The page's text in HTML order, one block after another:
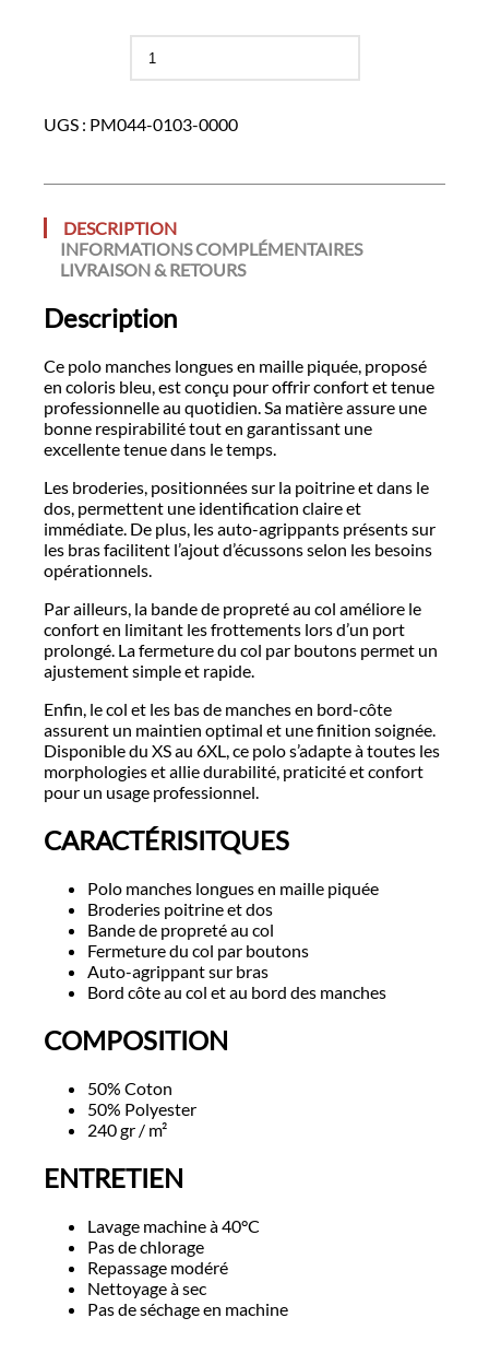
Polo
Longues
UGS : PM044-0103-0000
DESCRIPTION
INFORMATIONS COMPLÉMENTAIRES
LIVRAISON & RETOURS
Description
Ce polo manches longues en maille piquée, proposé
en coloris bleu, est conçu pour offrir confort et tenue
professionnelle au quotidien. Sa matière assure une
bonne respirabilité tout en garantissant une
excellente tenue dans le temps.
Les broderies, positionnées sur la poitrine et dans le
dos, permettent une identification claire et
immédiate. De plus, les auto-agrippants présents sur
les bras facilitent l’ajout d’écussons selon les besoins
opérationnels.
Par ailleurs, la bande de propreté au col améliore le
confort en limitant les frottements lors d’un port
prolongé. La fermeture du col par boutons permet un
ajustement simple et rapide.
Enfin, le col et les bas de manches en bord-côte
assurent un maintien optimal et une finition soignée.
Disponible du XS au 6XL, ce polo s’adapte à toutes les
morphologies et allie durabilité, praticité et confort
pour un usage professionnel.
CARACTÉRISITQUES
Polo manches longues en maille piquée
Broderies poitrine et dos
Bande de propreté au col
Fermeture du col par boutons
Auto-agrippant sur bras
Bord côte au col et au bord des manches
COMPOSITION
50% Coton
50% Polyester
240 gr / m²
ENTRETIEN
Lavage machine à 40°C
Pas de chlorage
Repassage modéré
Nettoyage à sec
Pas de séchage en machine